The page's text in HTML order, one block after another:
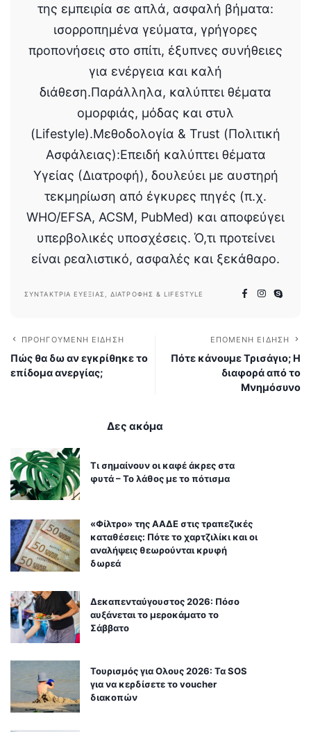
της εμπειρία σε απλά, ασφαλή βήματα:
ισορροπημένα γεύματα, γρήγορες
προπονήσεις στο σπίτι, έξυπνες συνήθειες
για ενέργεια και καλή
διάθεση.Παράλληλα, καλύπτει θέματα
ομορφιάς, μόδας και στυλ
(Lifestyle).Μεθοδολογία & Trust (Πολιτική
Ασφάλειας):Επειδή καλύπτει θέματα
Υγείας (Διατροφή), δουλεύει με αυστηρή
τεκμηρίωση από έγκυρες πηγές (π.χ.
WHO/EFSA, ACSM, PubMed) και αποφεύγει
υπερβολικές υποσχέσεις. Ό,τι προτείνει
είναι ρεαλιστικό, ασφαλές και ξεκάθαρο.
ΣΥΝΤΆΚΤΡΙΑ ΕΥΕΞΊΑΣ, ΔΙΑΤΡΟΦΉΣ & LIFESTYLE
ΠΡΟΗΓΟΎΜΕΝΗ ΕΊΔΗΣΗ
Πώς θα δω αν εγκρίθηκε το
επίδομα ανεργίας;
ΕΠΌΜΕΝΗ ΕΊΔΗΣΗ
Πότε κάνουμε Τρισάγιο; Η
διαφορά από το
Μνημόσυνο
Δες ακόμα
Τι σημαίνουν οι καφέ άκρες στα
φυτά – Το λάθος με το πότισμα
«Φίλτρο» της ΑΑΔΕ στις τραπεζικές
καταθέσεις: Πότε το χαρτζιλίκι και οι
αναλήψεις θεωρούνται κρυφή
δωρεά
Δεκαπενταύγουστος 2026: Πόσο
αυξάνεται το μεροκάματο το
Σάββατο
Τουρισμός για Ολους 2026: Τα SOS
για να κερδίσετε το voucher
διακοπών